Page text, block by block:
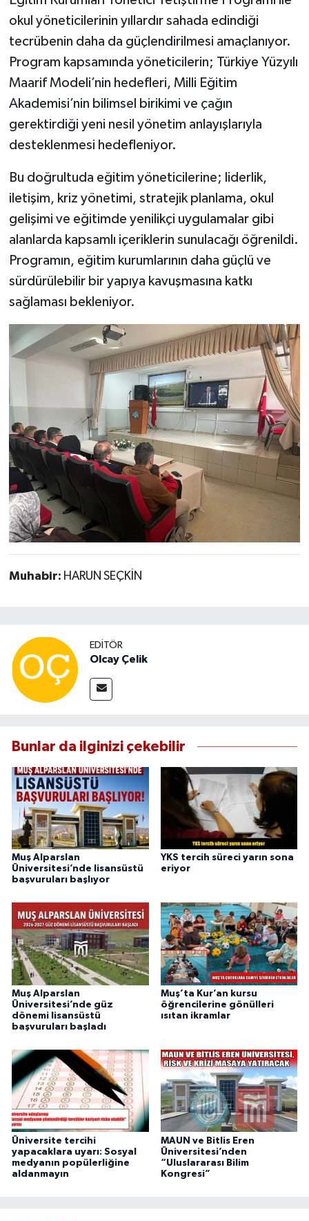
okul yöneticilerinin yıllardır sahada edindiği
tecrübenin daha da güçlendirilmesi amaçlanıyor.
Program kapsamında yöneticilerin; Türkiye Yüzyılı
Maarif Modeli’nin hedefleri, Milli Eğitim
Akademisi’nin bilimsel birikimi ve çağın
gerektirdiği yeni nesil yönetim anlayışlarıyla
desteklenmesi hedefleniyor.
Bu doğrultuda eğitim yöneticilerine; liderlik,
iletişim, kriz yönetimi, stratejik planlama, okul
gelişimi ve eğitimde yenilikçi uygulamalar gibi
alanlarda kapsamlı içeriklerin sunulacağı öğrenildi.
Programın, eğitim kurumlarının daha güçlü ve
sürdürülebilir bir yapıya kavuşmasına katkı
sağlaması bekleniyor.
Muhabir: HARUN SEÇKİN
EDITÖR
Olcay Çelik
Bunlar da ilginizi çekebilir
Muş Alparslan
Üniversitesi’nde lisansüstü
başvuruları başlıyor
YKS tercih süreci yarın sona
eriyor
Muş Alparslan
Üniversitesi’nde güz
dönemi lisansüstü
başvuruları başladı
Muş’ta Kur’an kursu
öğrencilerine gönülleri
ısıtan ikramlar
Üniversite tercihi
yapacaklara uyarı: Sosyal
medyanın popülerliğine
aldanmayın
MAUN ve Bitlis Eren
Üniversitesi’nden
“Uluslararası Bilim
Kongresi”